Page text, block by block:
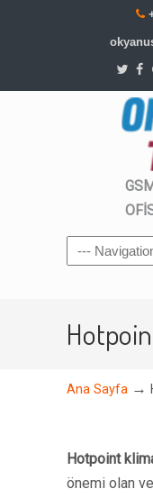
Navigation
Ana Sayfa →
Hotpoint
önemi olan